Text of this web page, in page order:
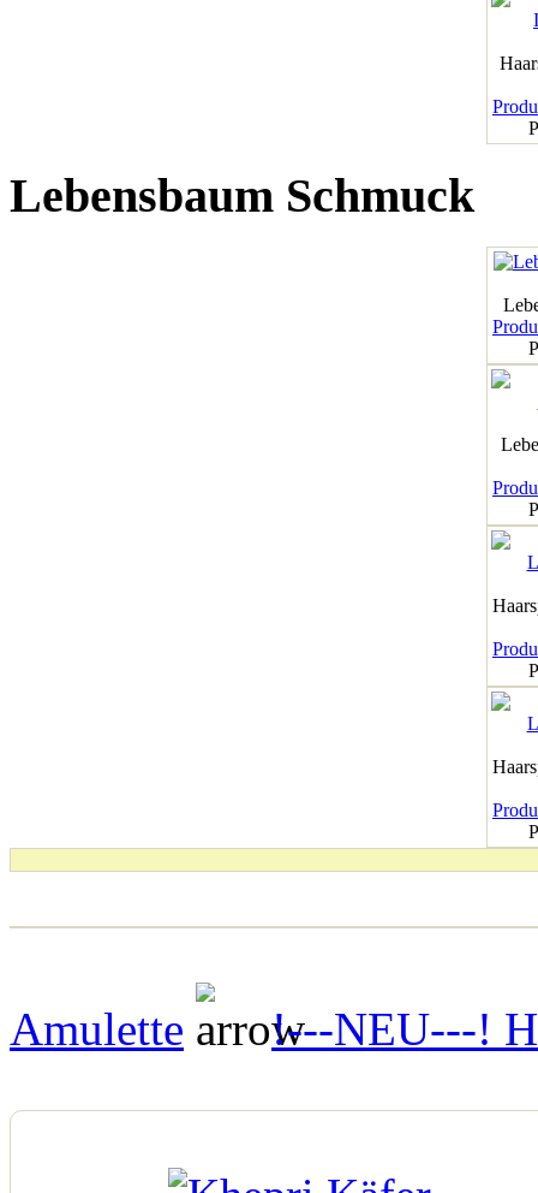
Lebensbaum Schmuck
Amulette !---NEU---!